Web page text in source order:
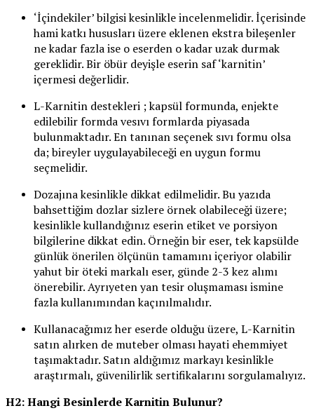
‘İçindekiler’ bilgisi kesinlikle incelenmelidir. İçerisinde
hami katkı hususları üzere eklenen ekstra bileşenler
ne kadar fazla ise o eserden o kadar uzak durmak
gereklidir. Bir öbür deyişle eserin saf ‘karnitin’
içermesi değerlidir.
L-Karnitin destekleri ; kapsül formunda, enjekte
edilebilir formda vesıvı formlarda piyasada
bulunmaktadır. En tanınan seçenek sıvı formu olsa
da; bireyler uygulayabileceği en uygun formu
seçmelidir.
Dozajına kesinlikle dikkat edilmelidir. Bu yazıda
bahsettiğim dozlar sizlere örnek olabileceği üzere;
kesinlikle kullandığınız eserin etiket ve porsiyon
bilgilerine dikkat edin. Örneğin bir eser, tek kapsülde
günlük önerilen ölçünün tamamını içeriyor olabilir
yahut bir öteki markalı eser, günde 2-3 kez alımı
önerebilir. Ayrıyeten yan tesir oluşmaması ismine
fazla kullanımından kaçınılmalıdır.
Kullanacağımız her eserde olduğu üzere, L-Karnitin
satın alırken de muteber olması hayati ehemmiyet
taşımaktadır. Satın aldığımız markayı kesinlikle
araştırmalı, güvenilirlik sertifikalarını sorgulamalıyız.
H2: Hangi Besinlerde Karnitin Bulunur?